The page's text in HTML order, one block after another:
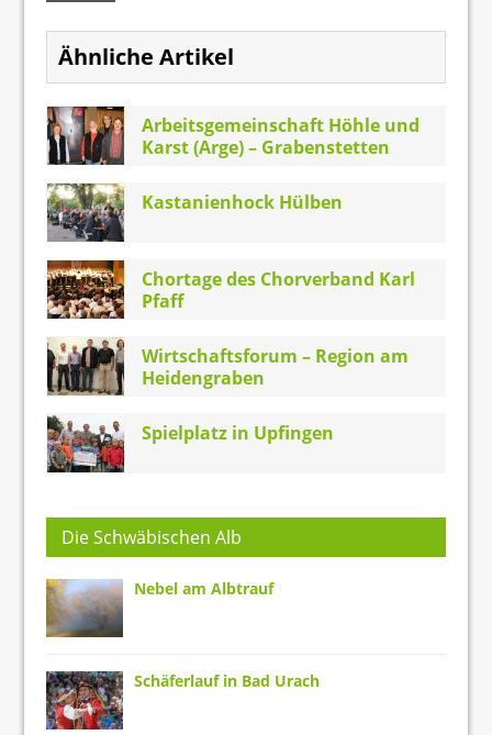
Ähnliche Artikel
Arbeitsgemeinschaft Höhle und
Karst (Arge) – Grabenstetten
Kastanienhock Hülben
Chortage des Chorverband Karl
Pfaff
Wirtschaftsforum – Region am
Heidengraben
Spielplatz in Upfingen
Die Schwäbischen Alb
Nebel am Albtrauf
Schäferlauf in Bad Urach